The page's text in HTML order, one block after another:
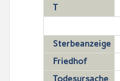
T
Sterbeanzeige
Friedhof
Todesursache